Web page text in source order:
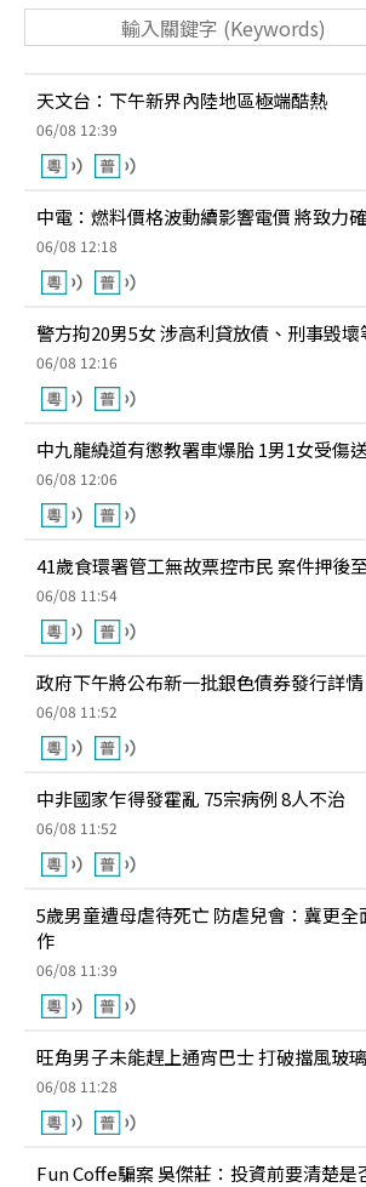
天文台：下午新界內陸地區極端酷熱
06/08 12:39
中電：燃料價格波動續影響電價 將致力
06/08 12:18
警方拘20男5女 涉高利貸放債、刑事毁壞
06/08 12:16
中九龍繞道有懲教署車爆胎 1男1女受傷
06/08 12:06
41歲食環署管工無故票控市民 案件押後
06/08 11:54
政府下午將公布新一批銀色債券發行詳情
06/08 11:52
中非國家乍得發霍亂 75宗病例 8人不治
06/08 11:52
5歲男童遭母虐待死亡 防虐兒會：冀更全
作
06/08 11:39
旺角男子未能趕上通宵巴士 打破擋風玻
06/08 11:28
Fun Coffe騙案 吳傑莊：投資前要清楚是